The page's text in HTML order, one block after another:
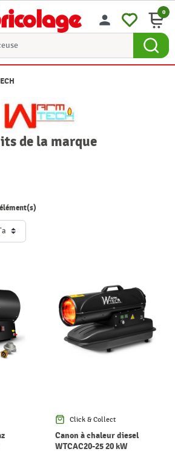
person 0
de la marque
Click & Collect
Canon à chaleur diesel
WTCAC20-25 20 kW